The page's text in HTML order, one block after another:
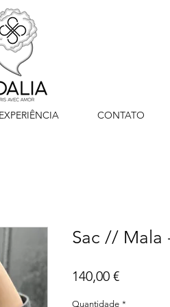
CONTATO
Sac // Mala
140,00 €Preço
Quantidade *